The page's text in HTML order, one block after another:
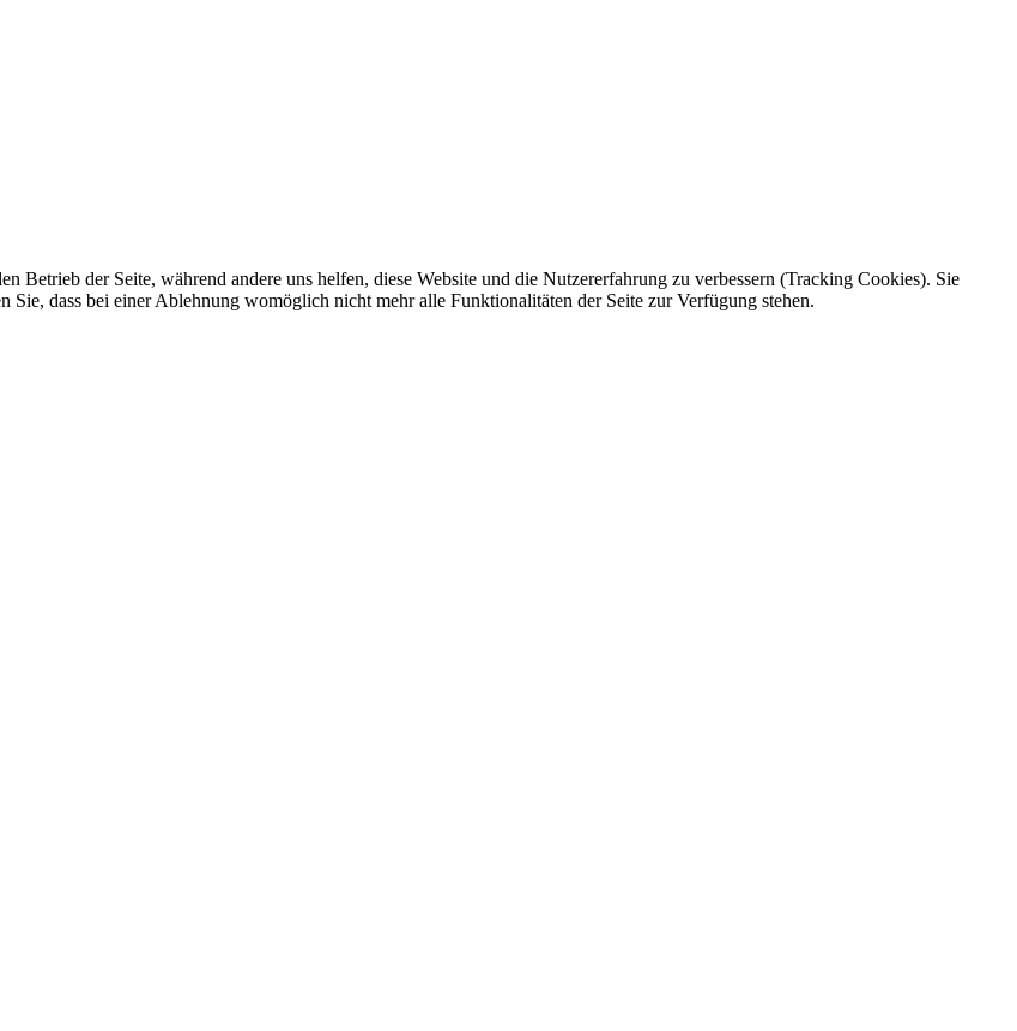
Betrieb der Seite, während andere uns helfen, diese Website und die Nutzererfahrung zu verbessern (Tracking Cookies). Sie
Sie, dass bei einer Ablehnung womöglich nicht mehr alle Funktionalitäten der Seite zur Verfügung stehen.